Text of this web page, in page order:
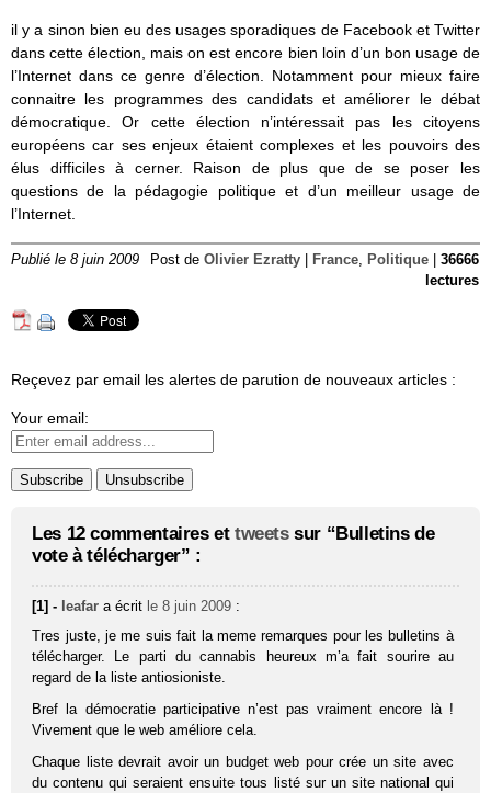
il y a sinon bien eu des usages sporadiques de Facebook et Twitter
dans cette élection, mais on est encore bien loin d’un bon usage de
l’Internet dans ce genre d’élection. Notamment pour mieux faire
connaitre les programmes des candidats et améliorer le débat
démocratique. Or cette élection n’intéressait pas les citoyens
européens car ses enjeux étaient complexes et les pouvoirs des
élus difficiles à cerner. Raison de plus que de se poser les
questions de la pédagogie politique et d’un meilleur usage de
l’Internet.
Publié le 8 juin 2009 Post de Olivier Ezratty France Politique
36666
lectures
Reçevez par email les alertes de parution de nouveaux articles :
Your email:
Les 12 commentaires et tweetssur “Bulletins de
vote à télécharger” :
[1] - leafar a écrit le 8 juin 2009 :
Tres juste, je me suis fait la meme remarques pour les bulletins à
télécharger. Le parti du cannabis heureux m’a fait sourire au
regard de la liste antiosioniste.
Bref la démocratie participative n’est pas vraiment encore là !
Vivement que le web améliore cela.
Chaque liste devrait avoir un budget web pour crée un site avec
du contenu qui seraient ensuite tous listé sur un site national qui